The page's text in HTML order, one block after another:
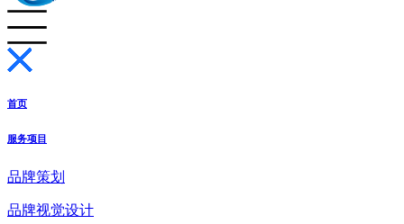
首页
服务项目
品牌策划
品牌视觉设计